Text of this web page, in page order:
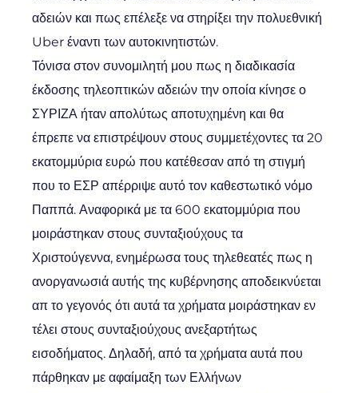
αδειών και πως επέλεξε να στηρίξει την πολυεθνική
Uber έναντι των αυτοκινητιστών.
Τόνισα στον συνομιλητή μου πως η διαδικασία
έκδοσης τηλεοπτικών αδειών την οποία κίνησε ο
ΣΥΡΙΖΑ ήταν απολύτως αποτυχημένη και θα
έπρεπε να επιστρέψουν στους συμμετέχοντες τα 20
εκατομμύρια ευρώ που κατέθεσαν από τη στιγμή
που το ΕΣΡ απέρριψε αυτό τον καθεστωτικό νόμο
Παππά. Αναφορικά με τα 600 εκατομμύρια που
μοιράστηκαν στους συνταξιούχους τα
Χριστούγεννα, ενημέρωσα τους τηλεθεατές πως η
ανοργανωσιά αυτής της κυβέρνησης αποδεικνύεται
απ το γεγονός ότι αυτά τα χρήματα μοιράστηκαν εν
τέλει στους συνταξιούχους ανεξαρτήτως
εισοδήματος. Δηλαδή, από τα χρήματα αυτά που
πάρθηκαν με αφαίμαξη των Ελλήνων